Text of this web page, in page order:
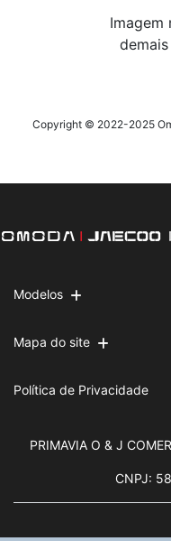
Imagem
Copyright © 2022-2025
Modelos
Mapa do site
Política de Privacidade
PRIMAVIA O & J
CNPJ: